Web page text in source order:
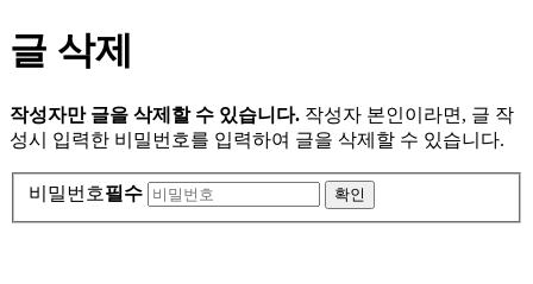
글 삭제
작성자만 글을 삭제할 수 있습니다. 작성자 본인이라면, 글 작
성시 입력한 비밀번호를 입력하여 글을 삭제할 수 있습니다.
비밀번호필수